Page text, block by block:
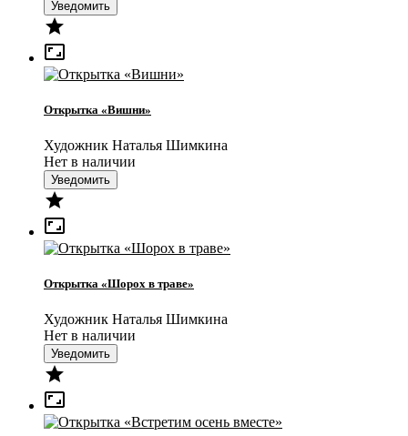
Уведомить


Открытка «Вишни»
Художник Наталья Шимкина
Нет в наличии
Уведомить


Открытка «Шорох в траве»
Художник Наталья Шимкина
Нет в наличии
Уведомить

